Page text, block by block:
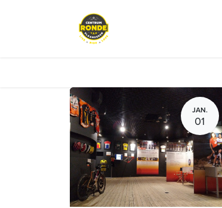
JAN.
01